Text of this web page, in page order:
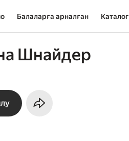
Балаларға арналған Каталог
Шнайдер